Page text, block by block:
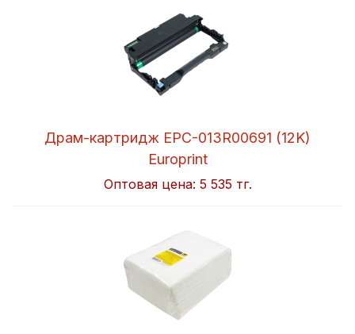
Драм-картридж EPC-013R00691 (12K)
Europrint
Оптовая цена: 5 535 тг.